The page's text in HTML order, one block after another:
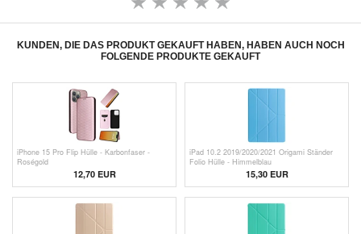
KUNDEN, DIE DAS PRODUKT GEKAUFT HABEN, HABEN AUCH NOCH
FOLGENDE PRODUKTE GEKAUFT
iPhone 15 Pro Flip Hülle - Karbonfaser -
Roségold
12,70 EUR
iPad 10.2 2019/2020/2021 Origami Ständer
Folio Hülle - Himmelblau
15,30 EUR